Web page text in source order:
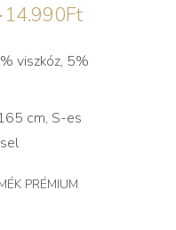
14.990Ft
viszkóz, 5%
cm, S-es
PRÉMIUM